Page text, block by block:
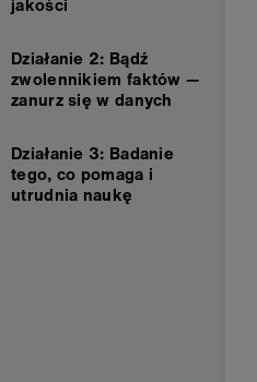
Działanie 2: Bądź
zwolennikiem faktów —
zanurz się w danych
Działanie 3: Badanie
tego, co pomaga i
utrudnia naukę